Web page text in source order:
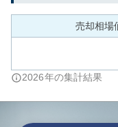
売却相場
2026年の集計結果